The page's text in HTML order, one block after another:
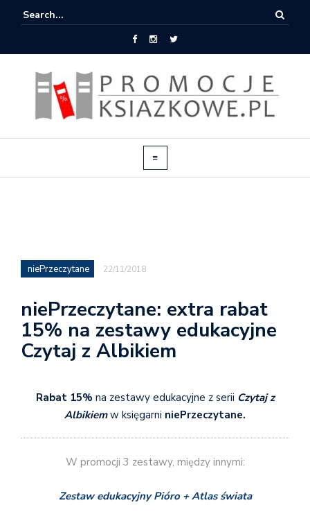
niePrzeczytane 22/11/2018
niePrzeczytane: extra rabat
15% na zestawy edukacyjne
Czytaj z Albikiem
Rabat 15% na zestawy edukacyjne z serii Czytaj z
Albikiemw księgarni niePrzeczytane.
W promocji 3 zestawy, między innymi:
Zestaw edukacyjny Pióro + Atlas świata